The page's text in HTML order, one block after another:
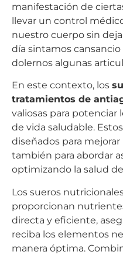
manifestación de
llevar un control
nuestro cuerpo sin
día sintamos
dolernos algunas
En este contexto, los
tratamientos de
valiosas para
de vida saludable.
diseñados para
también para abordar
optimizando la salud
Los sueros
proporcionan
directa y eficiente,
reciba los elementos
manera óptima.